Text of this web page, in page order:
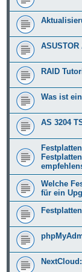
RAID
Was ist
AS 3204
Welche
für ein